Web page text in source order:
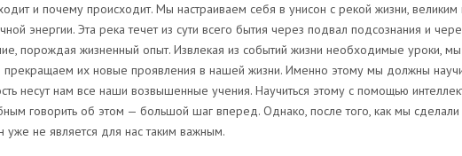
и почему происходит. Мы настраиваем себя в унисон с рекой жизни, великим
энергии. Эта река течет из сути всего бытия через подвал подсознания и
порождая жизненный опыт. Извлекая из событий жизни необходимые уроки,
их новые проявления в нашей жизни. Именно этому мы должны
несут нам все наши возвышенные учения. Научиться этому с помощью
говорить об этом — большой шаг вперед. Однако, после того, как мы сделали
уже не является для нас таким важным.